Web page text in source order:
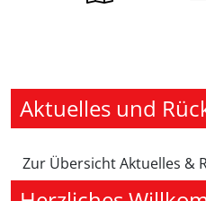
Aktuelles und
Zur Übersicht Aktuelles &